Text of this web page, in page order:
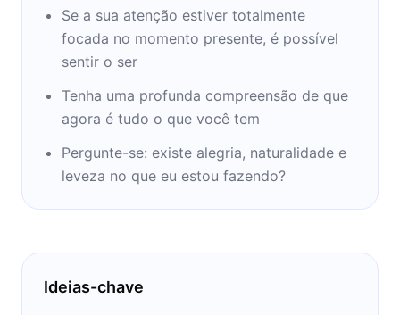
Universidade de Cambridge. Tolle conta que,
aos 29 anos, depois de vários episódios
depressivos, passou por uma profunda
identidade e mudou o curso de sua vida de
forma radical. Os anos seguintes foram
dedicados ao entendimento, integração e
aprofundamento desta transformação, que
ao momento presente, uma nova percepção
Se a sua atenção estiver totalmente
focada no momento presente, é possível
sentir o ser
Tenha uma profunda compreensão de que
agora é tudo o que você tem
Pergunte-se: existe alegria, naturalidade e
leveza no que eu estou fazendo?
Ideias-chave